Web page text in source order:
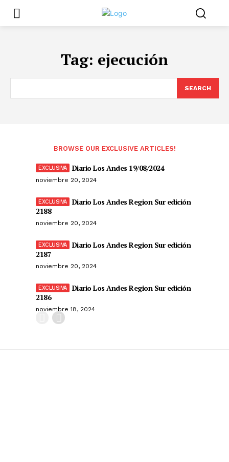
Tag: ejecución
SEARCH
BROWSE OUR EXCLUSIVE ARTICLES!
Diario Los Andes 19/08/2024
noviembre 20, 2024
Diario Los Andes Region Sur edición
2188
noviembre 20, 2024
Diario Los Andes Region Sur edición
2187
noviembre 20, 2024
Diario Los Andes Region Sur edición
2186
noviembre 18, 2024